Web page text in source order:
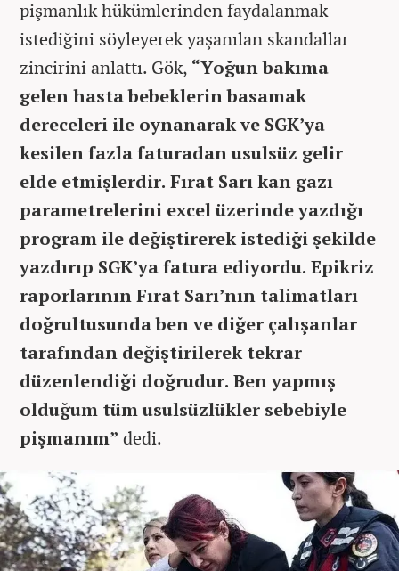
pişmanlık hükümlerinden faydalanmak
istediğini söyleyerek yaşanılan skandallar
zincirini anlattı. Gök, “Yoğun bakıma
gelen hasta bebeklerin basamak
dereceleri ile oynanarak ve SGK’ya
kesilen fazla faturadan usulsüz gelir
elde etmişlerdir. Fırat Sarı kan gazı
parametrelerini excel üzerinde yazdığı
program ile değiştirerek istediği şekilde
yazdırıp SGK’ya fatura ediyordu. Epikriz
raporlarının Fırat Sarı’nın talimatları
doğrultusunda ben ve diğer çalışanlar
tarafından değiştirilerek tekrar
düzenlendiği doğrudur. Ben yapmış
olduğum tüm usulsüzlükler sebebiyle
pişmanım” dedi.